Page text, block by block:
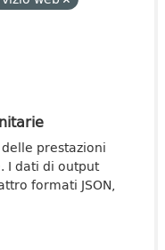
prestazioni
I dati di output
formati JSON,